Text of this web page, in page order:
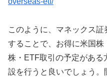
このように、マネックス
することで、お得に米国
株・ETF取引の予定がある
設を行うと良いでしょう